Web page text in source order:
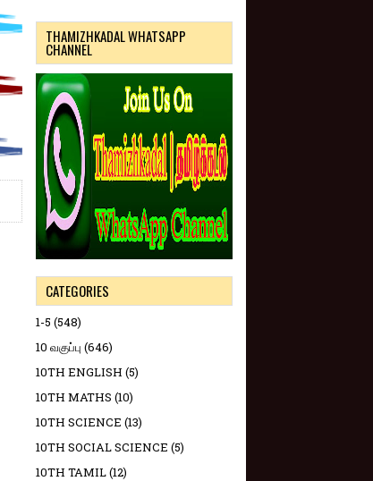
THAMIZHKADAL WHATSAPP
CHANNEL
CATEGORIES
1-5 (548)
10 வகுப்பு (646)
10TH ENGLISH (5)
10TH MATHS (10)
10TH SCIENCE (13)
10TH SOCIAL SCIENCE (5)
10TH TAMIL(12)